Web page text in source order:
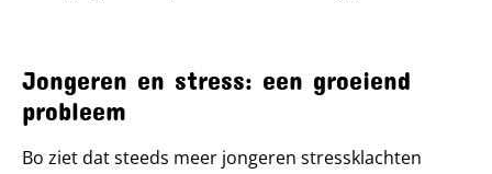
Jongeren en stress: een groeiend
probleem
Bo ziet dat steeds meer jongeren stressklachten